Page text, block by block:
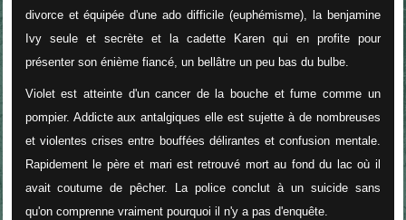
divorce et équipée d'une ado difficile (euphémisme), la benjamine
Ivy seule et secrète et la cadette Karen qui en profite pour
présenter son énième fiancé, un bellâtre un peu bas du bulbe.
Violet est atteinte d'un cancer de la bouche et fume comme un
pompier. Addicte aux antalgiques elle est sujette à de nombreuses
et violentes crises entre bouffées délirantes et confusion mentale.
Rapidement le père et mari est retrouvé mort au fond du lac où il
avait coutume de pêcher. La police conclut à un suicide sans
qu'on comprenne vraiment pourquoi il n'y a pas d'enquête.